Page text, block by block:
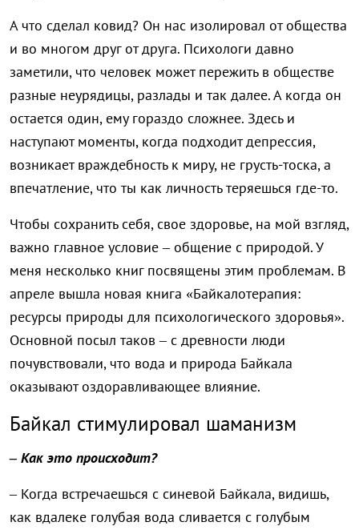
А что сделал ковид? Он нас изолировал от общества
и во многом друг от друга. Психологи давно
заметили, что человек может пережить в обществе
разные неурядицы, разлады и так далее. А когда он
остается один, ему гораздо сложнее. Здесь и
наступают моменты, когда подходит депрессия,
возникает враждебность к миру, не грусть-тоска, а
впечатление, что ты как личность теряешься где-то.
Чтобы сохранить себя, свое здоровье, на мой взгляд,
важно главное условие – общение с природой. У
меня несколько книг посвящены этим проблемам. В
апреле вышла новая книга «Байкалотерапия:
ресурсы природы для психологического здоровья».
Основной посыл таков – с древности люди
почувствовали, что вода и природа Байкала
оказывают оздоравливающее влияние.
Байкал стимулировал шаманизм
– Как это происходит?
– Когда встречаешься с синевой Байкала, видишь,
как вдалеке голубая вода сливается с голубым